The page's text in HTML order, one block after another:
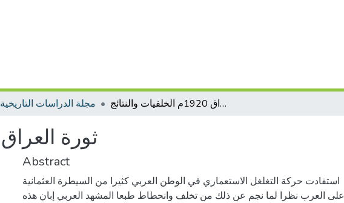
مجلة الدراسات التاريخية ثورة العراق 1920م الخلفيات والنتائج
ثورة العراق 1920م الخلفيات والنتائج
Abstract
استفادت حركة التغلغل الاستعماري في الوطن العربي كثيرا من السيطرة العثمانية
على العرب نظرا لما نجم عن ذلك من تخلف وانحطاط طبعا المشهد العربي إبان هذه